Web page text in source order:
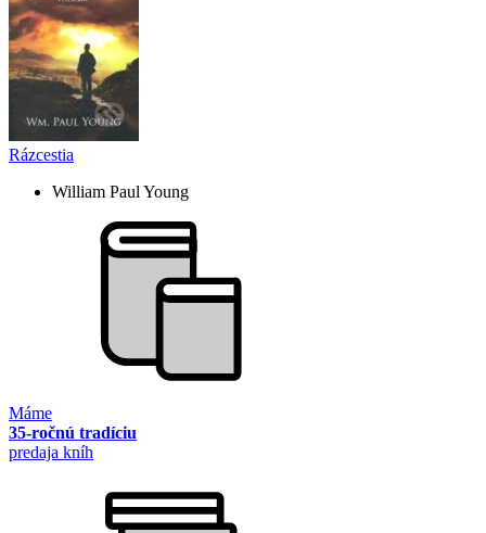
Rázcestia
William Paul Young
Máme
35-ročnú tradíciu
predaja kníh